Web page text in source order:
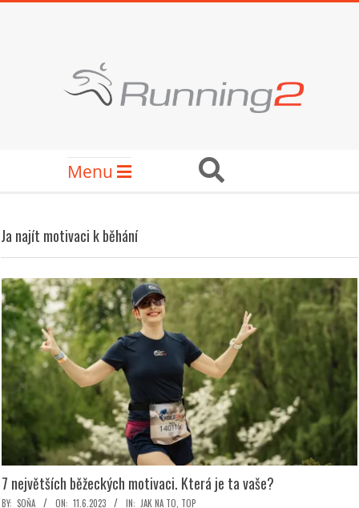
Secondary
Navigation
Menu Search
Ja najít motivaci k běhání
7 největších běžeckých motivaci. Která je ta vaše?
2023-
BY: SOŇA ON: 11.6.2023 IN: JAK NA TO TOP